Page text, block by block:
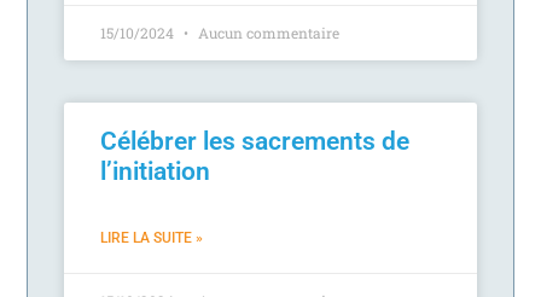
15/10/2024 Aucun commentaire
Célébrer les sacrements de
l’initiation
LIRE LA SUITE »